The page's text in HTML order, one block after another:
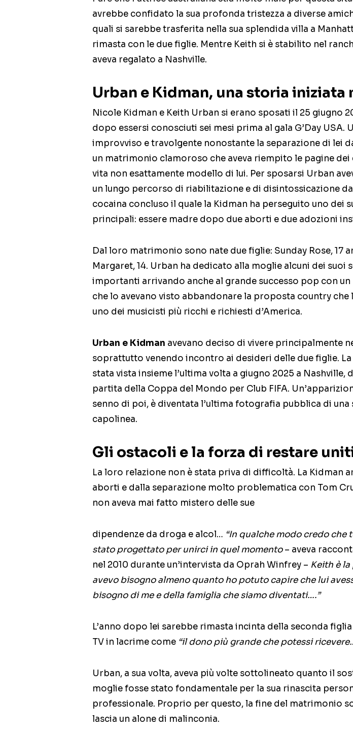
avrebbe confidato la sua profonda tristezza a diverse
quali si sarebbe trasferita nella sua splendida villa a
rimasta con le due figlie. Mentre Keith si è stabilito nel
aveva regalato a Nashville.
Urban e Kidman, una storia iniziata
Nicole Kidman e Keith Urban si erano sposati il 25 giugno
dopo essersi conosciuti sei mesi prima al gala G’Day USA.
improvviso e travolgente nonostante la separazione di lei
un matrimonio clamoroso che aveva riempito le pagine dei
vita non esattamente modello di lui. Per sposarsi Urban
un lungo percorso di riabilitazione e di disintossicazione
cocaina concluso il quale la Kidman ha perseguito uno dei
principali: essere madre dopo due aborti e due adozioni
Dal loro matrimonio sono nate due figlie: Sunday Rose, 17
Margaret, 14. Urban ha dedicato alla moglie alcuni dei suoi
importanti arrivando anche al grande successo pop con
che lo avevano visto abbandonare la proposta country che
uno dei musicisti più ricchi e richiesti d’America.
Urban e Kidman avevano deciso di vivere principalmente
soprattutto venendo incontro ai desideri delle due figlie.
stata vista insieme l’ultima volta a giugno 2025 a Nashville,
partita della Coppa del Mondo per Club FIFA.
senno di poi, è diventata l’ultima fotografia pubblica di una
capolinea.
Gli ostacoli e la forza di restare
La loro relazione non è stata priva di difficoltà. La Kidman
aborti e dalla separazione molto problematica con Tom
non aveva mai fatto mistero delle sue
dipendenze da droga e alcol… “In qualche modo credo che
stato progettato per unirci in quel momento– aveva
nel 2010 durante un’intervista da Oprah Winfrey – Keith è
avevo bisogno almeno quanto ho potuto capire che lui
bisogno di me e della famiglia che siamo diventati….”
L’anno dopo lei sarebbe rimasta incinta della seconda
TV in lacrime come “il dono più grande che potessi
Urban, a sua volta, aveva più volte sottolineato quanto il
moglie fosse stato fondamentale per la sua rinascita
professionale. Proprio per questo, la fine del matrimonio
lascia un alone di malinconia.